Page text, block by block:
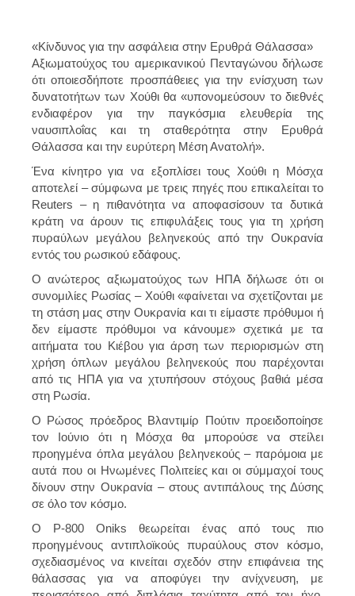
«Κίνδυνος για την ασφάλεια στην Ερυθρά Θάλασσα»
Αξιωματούχος του αμερικανικού Πενταγώνου δήλωσε
ότι οποιεσδήποτε προσπάθειες για την ενίσχυση των
δυνατοτήτων των Χούθι θα «υπονομεύσουν το διεθνές
ενδιαφέρον για την παγκόσμια ελευθερία της
ναυσιπλοΐας και τη σταθερότητα στην Ερυθρά
Θάλασσα και την ευρύτερη Μέση Ανατολή».
Ένα κίνητρο για να εξοπλίσει τους Χούθι η Μόσχα
αποτελεί – σύμφωνα με τρεις πηγές που επικαλείται το
Reuters – η πιθανότητα να αποφασίσουν τα δυτικά
κράτη να άρουν τις επιφυλάξεις τους για τη χρήση
πυραύλων μεγάλου βεληνεκούς από την Ουκρανία
εντός του ρωσικού εδάφους.
Ο ανώτερος αξιωματούχος των ΗΠΑ δήλωσε ότι οι
συνομιλίες Ρωσίας – Χούθι «φαίνεται να σχετίζονται με
τη στάση μας στην Ουκρανία και τι είμαστε πρόθυμοι ή
δεν είμαστε πρόθυμοι να κάνουμε» σχετικά με τα
αιτήματα του Κιέβου για άρση των περιορισμών στη
χρήση όπλων μεγάλου βεληνεκούς που παρέχονται
από τις ΗΠΑ για να χτυπήσουν στόχους βαθιά μέσα
στη Ρωσία.
Ο Ρώσος πρόεδρος Βλαντιμίρ Πούτιν προειδοποίησε
τον Ιούνιο ότι η Μόσχα θα μπορούσε να στείλει
προηγμένα όπλα μεγάλου βεληνεκούς – παρόμοια με
αυτά που οι Ηνωμένες Πολιτείες και οι σύμμαχοί τους
δίνουν στην Ουκρανία – στους αντιπάλους της Δύσης
σε όλο τον κόσμο.
Ο P-800 Oniks θεωρείται ένας από τους πιο
προηγμένους αντιπλοϊκούς πυραύλους στον κόσμο,
σχεδιασμένος να κινείται σχεδόν στην επιφάνεια της
θάλασσας για να αποφύγει την ανίχνευση, με